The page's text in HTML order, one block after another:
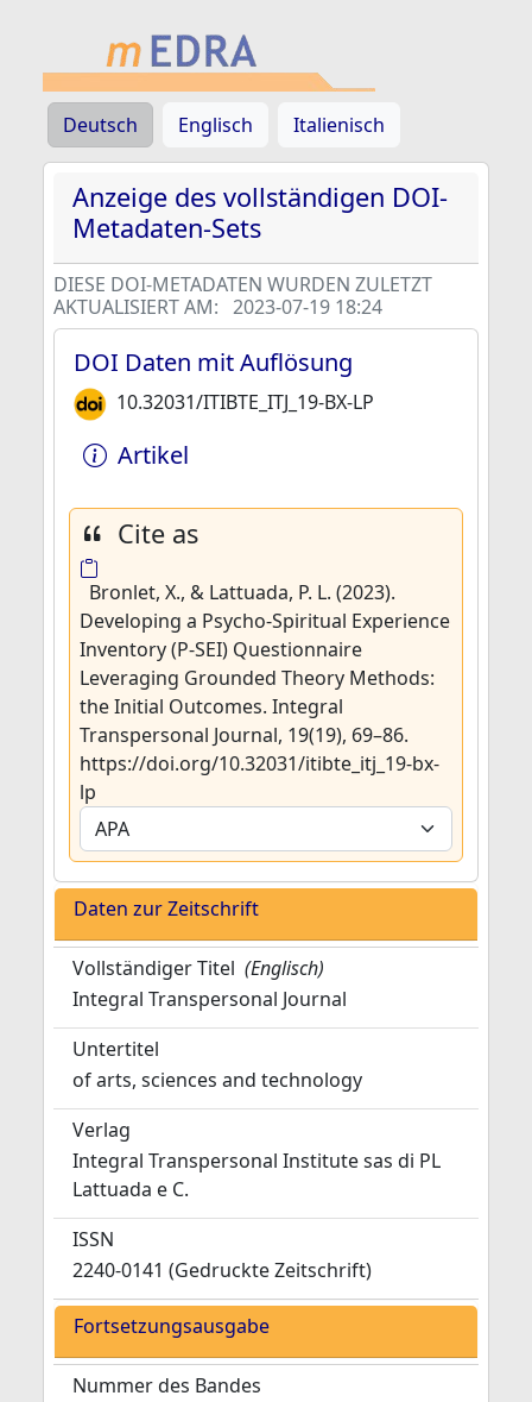
Deutsch Englisch Italienisch
Anzeige des vollständigen DOI-
Metadaten-Sets
DIESE DOI-METADATEN WURDEN ZULETZT
AKTUALISIERT AM: 2023-07-19 18:24
DOI Daten mit Auflösung
10.32031/ITIBTE_ITJ_19-BX-LP
Artikel
Cite as
Bronlet, X., & Lattuada, P. L. (2023).
Developing a Psycho-Spiritual Experience
Inventory (P-SEI) Questionnaire
Leveraging Grounded Theory Methods:
the Initial Outcomes. Integral
Transpersonal Journal, 19(19), 69–86.
https://doi.org/10.32031/itibte_itj_19-bx-
lp
Daten zur Zeitschrift
Vollständiger Titel (Englisch)
Integral Transpersonal Journal
Untertitel
of arts, sciences and technology
Verlag
Integral Transpersonal Institute sas di PL
Lattuada e C.
ISSN
2240-0141 (Gedruckte Zeitschrift)
Fortsetzungsausgabe
Nummer des Bandes